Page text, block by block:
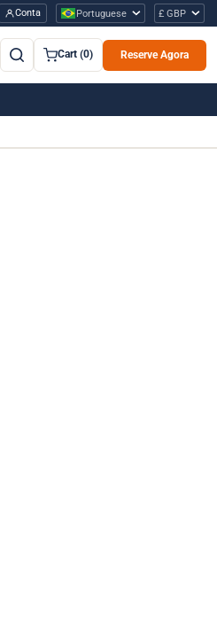
Conta Portuguese £ GBP
Cart (0) Reserve Agora